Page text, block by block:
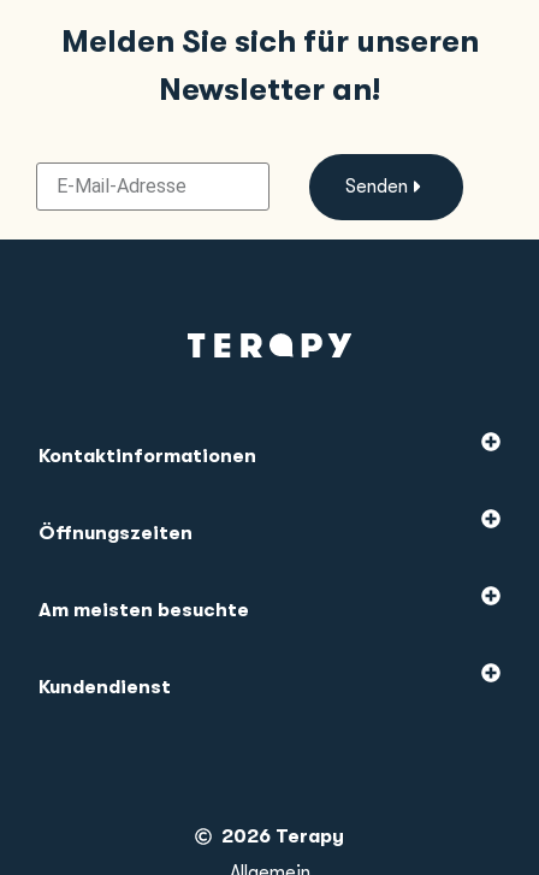
Melden Sie sich für unseren
Newsletter an!
Senden
Kontaktinformationen
Öffnungszeiten
Am meisten besuchte
Kundendienst
2026 Terapy